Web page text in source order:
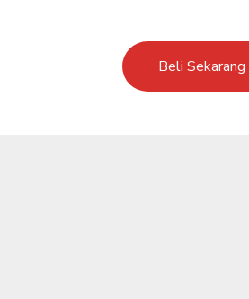
Beli Sekarang